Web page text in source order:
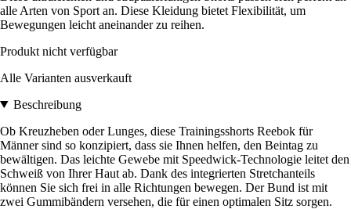
alle Arten von Sport an. Diese Kleidung bietet Flexibilität, um
Bewegungen leicht aneinander zu reihen.
Produkt nicht verfügbar
Alle Varianten ausverkauft
Beschreibung
Ob Kreuzheben oder Lunges, diese Trainingsshorts Reebok für
Männer sind so konzipiert, dass sie Ihnen helfen, den Beintag zu
bewältigen. Das leichte Gewebe mit Speedwick-Technologie leitet den
Schweiß von Ihrer Haut ab. Dank des integrierten Stretchanteils
können Sie sich frei in alle Richtungen bewegen. Der Bund ist mit
zwei Gummibändern versehen, die für einen optimalen Sitz sorgen.